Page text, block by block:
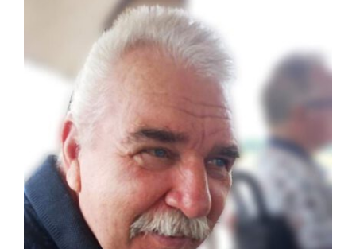
Sponsoren
Contact
Lid worden
Zoeken
naar: